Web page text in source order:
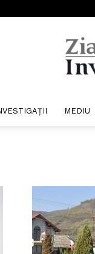
MEDIU